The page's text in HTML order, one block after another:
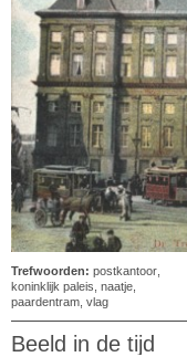
Trefwoorden: postkantoor
koninklijk paleis naatje
paardentram vlag
Beeld in de tijd